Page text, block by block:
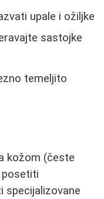
upale i ožiljke
sastojke
temeljito
kožom (česte
posetiti
specijalizovane